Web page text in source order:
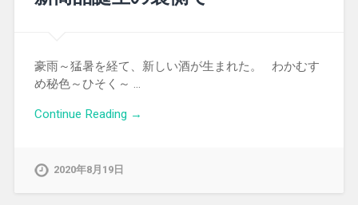
豪雨～猛暑を経て、新しい酒が生まれた。 わかむす
め秘色～ひそく～ …
Continue Reading →
2020年8月19日